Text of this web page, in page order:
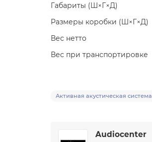
Габариты (Ш×Г×Д)
Размеры коробки (Ш×Г×Д)
Вес нетто
Вес при транспортировке
Активная акустическая система
Audiocenter